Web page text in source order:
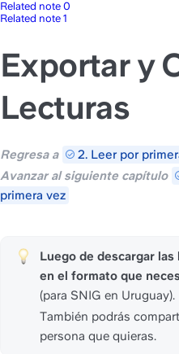
Related note 0
Related note 1
Exportar y
Lecturas
Regresa a
2. Leer por
Avanzar al siguiente capítulo
primera vez
Luego de descargar
en el formato que
(para SNIG en Uruguay).
También podrás
persona que quieras.